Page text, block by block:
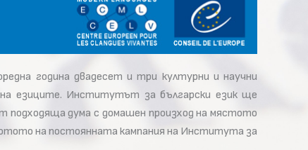
година двадесет и три културни и научни
езиците. Институтът за български език ще
подходяща дума с домашен произход на мястото
на постоянната кампания на Института за